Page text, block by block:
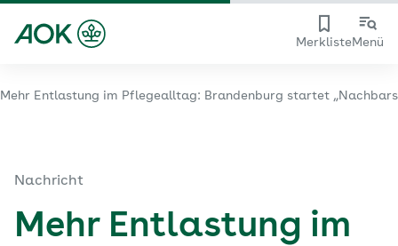
MerklisteMenü
Mehr Entlastung im Pflegealltag: Brandenburg startet
Nachricht
Mehr Entlastung im